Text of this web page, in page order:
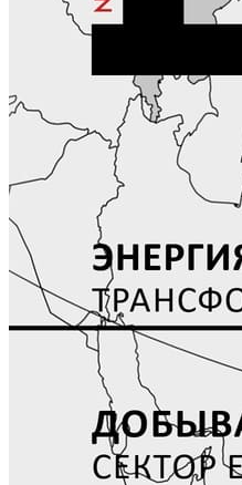
О ЖУРНАЛЕ
НОВОСТИ
СТАТЬИ